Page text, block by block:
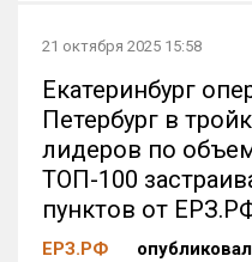
21 октября 2025 15:58
Екатеринбург
Петербург в
лидеров по
ТОП-100
пунктов от
ЕРЗ.РФ